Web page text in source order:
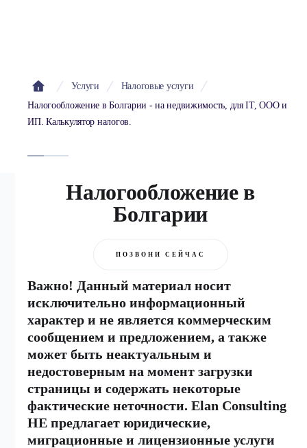
Услуги
Налоговые услуги
Налогообложение в Болгарии - на недвижимость, для IT, ООО и
ИП. Калькулятор налогов.
Налогообложение в
Болгарии
ПОЗВОНИ СЕЙЧАС
Важно! Данный материал носит
исключительно информационный
характер и не является коммерческим
сообщением и предложением, а также
может быть неактуальным и
недостоверным на момент загрузки
страницы и содержать некоторые
фактические неточности. Elan Consulting
НЕ предлагает юридические,
миграционные и лицензионные услуги